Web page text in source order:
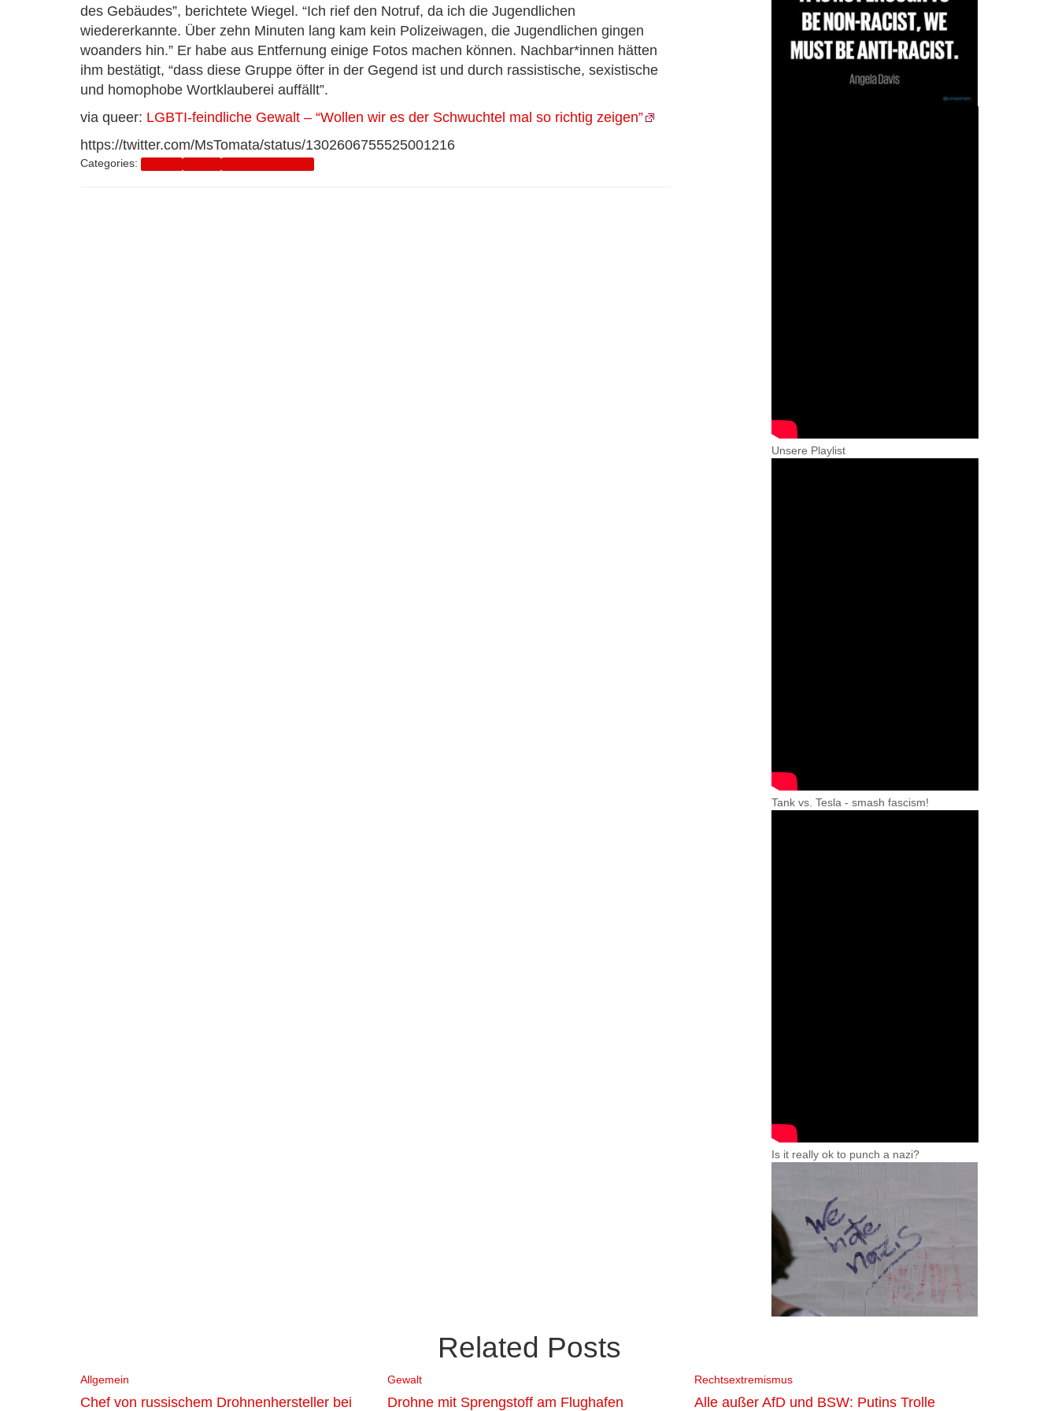
des Gebäudes”, berichtete Wiegel. “Ich rief den Notruf, da ich die Jugendlichen
wiedererkannte. Über zehn Minuten lang kam kein Polizeiwagen, die Jugendlichen gingen
woanders hin.” Er habe aus Entfernung einige Fotos machen können. Nachbar*innen hätten
ihm bestätigt, “dass diese Gruppe öfter in der Gegend ist und durch rassistische, sexistische
und homophobe Wortklauberei auffällt”.
via queer: LGBTI-feindliche Gewalt – “Wollen wir es der Schwuchtel mal so richtig zeigen”
https://twitter.com/MsTomata/status/1302606755525001216
Categories:
Unsere Playlist
Tank vs. Tesla - smash fascism!
Is it really ok to punch a nazi?
Related Posts
Allgemein
Chef von russischem Drohnenhersteller bei
Gewalt
Drohne mit Sprengstoff am Flughafen
Rechtsextremismus
Alle außer AfD und BSW: Putins Trolle